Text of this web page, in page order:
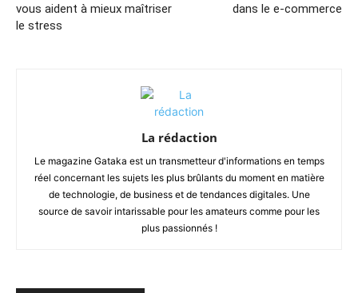
vous aident à mieux maîtriser
le stress
dans le e-commerce
La rédaction
Le magazine Gataka est un transmetteur d'informations en temps
réel concernant les sujets les plus brûlants du moment en matière
de technologie, de business et de tendances digitales. Une
source de savoir intarissable pour les amateurs comme pour les
plus passionnés !